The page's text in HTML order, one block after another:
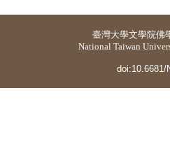
臺灣大學文學院佛
National Taiwan
doi:10.6681/